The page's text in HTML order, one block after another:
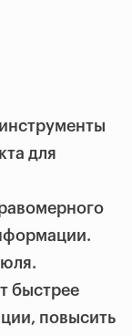
для
быстрее
повысить